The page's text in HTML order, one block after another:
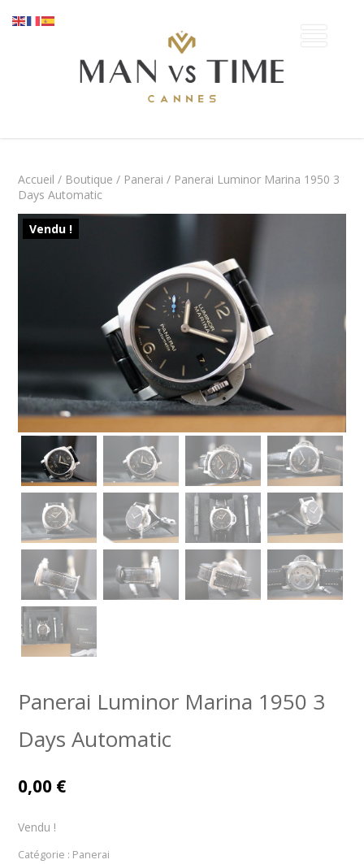
Accueil / Boutique / Panerai / Panerai Luminor Marina 1950 3
Days Automatic
Vendu !
Panerai Luminor Marina 1950 3
Days Automatic
0,00 €
Vendu !
Catégorie : Panerai